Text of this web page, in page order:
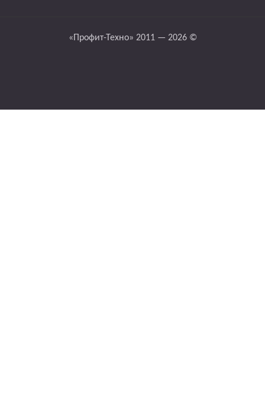
«Профит-Техно» 2011 — 2026 ©